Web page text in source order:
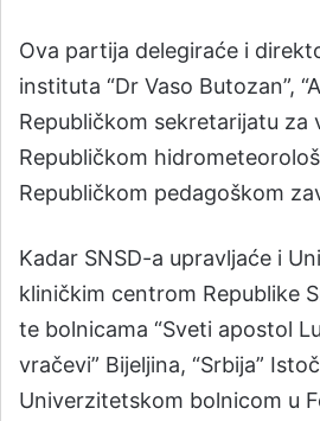
Ova partija delegiraće i
instituta “Dr Vaso Butozan”,
Republičkom sekretarijatu za
Republičkom
Republičkom pedagoškom
Kadar SNSD-a upravljaće i
kliničkim centrom Republike
te bolnicama “Sveti apostol
vračevi” Bijeljina, “Srbija”
Univerzitetskom bolnicom u